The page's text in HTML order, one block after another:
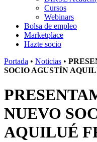
Cursos
Webinars
Bolsa de empleo
Marketplace
Hazte socio
Portada • Noticias •
SOCIO AGUSTÍN
NUEVO
AQUILUÉ